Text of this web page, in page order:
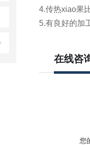
4.传热xiao果
5.有良好的加
在线咨
您